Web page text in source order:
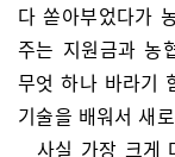
다 쏟아부었다가
주는 지원금과 농
무엇 하나 바라기
기술을 배워서 새
사실 가장 크게